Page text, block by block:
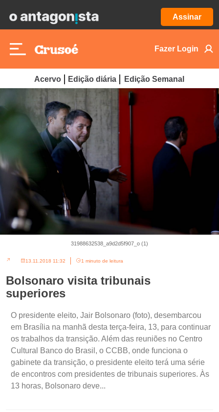
Assinar
Fazer Login
Acervo Edição diária Edição Semanal
31988632538_a9d2d5f907_o (1)
13.11.2018 11:32 1 minuto de leitura
Bolsonaro visita tribunais
superiores
O presidente eleito, Jair Bolsonaro (foto), desembarcou
em Brasília na manhã desta terça-feira, 13, para continuar
os trabalhos da transição. Além das reuniões no Centro
Cultural Banco do Brasil, o CCBB, onde funciona o
gabinete da transição, o presidente eleito terá uma série
de encontros com presidentes de tribunais superiores. Às
13 horas, Bolsonaro deve...